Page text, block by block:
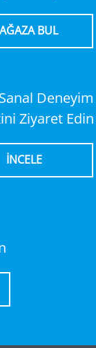
BUL
Deneyim
Ziyaret Edin
İNCELE